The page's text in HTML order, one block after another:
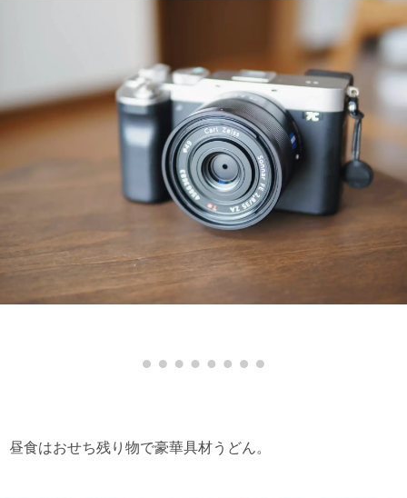
昼食はおせち残り物で豪華具材うどん。